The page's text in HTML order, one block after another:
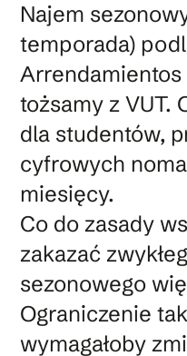
Najem
temporada)
tożsamy z VUT.
dla studentów,
cyfrowych
miesięcy.
Co do zasady
zakazać
sezonowego
Ograniczenie
wymagałoby